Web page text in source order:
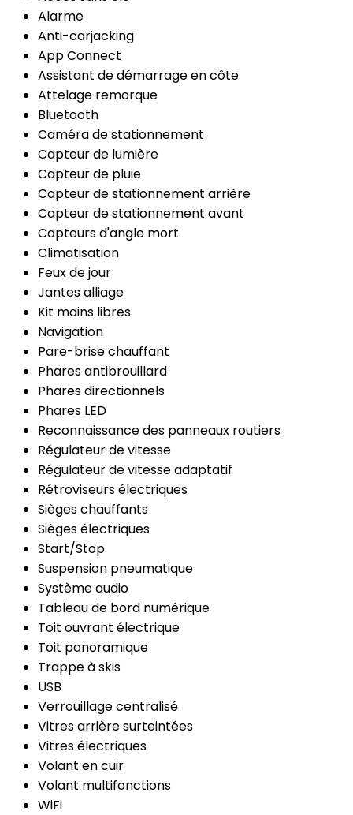
Alarme
Anti-carjacking
App Connect
Assistant de démarrage en côte
Attelage remorque
Bluetooth
Caméra de stationnement
Capteur de lumière
Capteur de pluie
Capteur de stationnement arrière
Capteur de stationnement avant
Capteurs d'angle mort
Climatisation
Feux de jour
Jantes alliage
Kit mains libres
Navigation
Pare-brise chauffant
Phares antibrouillard
Phares directionnels
Phares LED
Reconnaissance des panneaux routiers
Régulateur de vitesse
Régulateur de vitesse adaptatif
Rétroviseurs électriques
Sièges chauffants
Sièges électriques
Start/Stop
Suspension pneumatique
Système audio
Tableau de bord numérique
Toit ouvrant électrique
Toit panoramique
Trappe à skis
USB
Verrouillage centralisé
Vitres arrière surteintées
Vitres électriques
Volant en cuir
Volant multifonctions
WiFi